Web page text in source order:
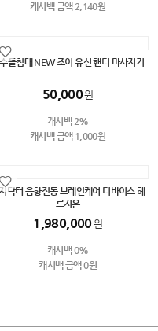
캐시백 금액 2,140원
돌침대 NEW 조이 유선 핸디 마사지기
50,000원
캐시백 2%
캐시백 금액 1,000원
닥터 음향진동 브레인케어 디바이스 헤
르지온
1,980,000원
캐시백 0%
캐시백 금액 0원